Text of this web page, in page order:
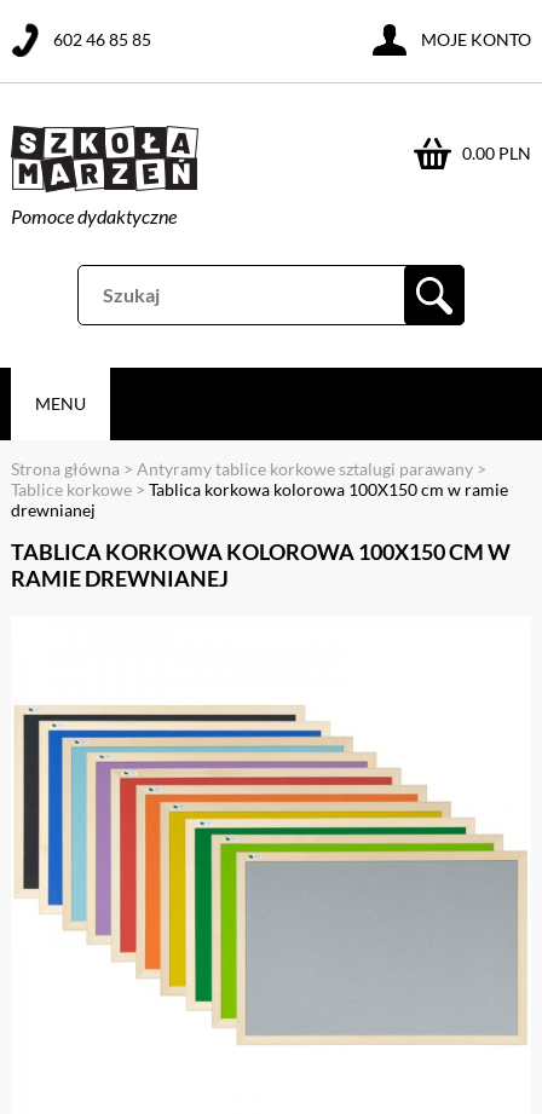
Pomoce dydaktyczne
0.00 PLN
602 46 85 85 MOJE KONTO
MENU
Strona główna > Antyramy tablice korkowe sztalugi parawany>
Tablice korkowe > Tablica korkowa kolorowa 100X150 cm w ramie
drewnianej
TABLICA KORKOWA KOLOROWA 100X150 CM W
RAMIE DREWNIANEJ